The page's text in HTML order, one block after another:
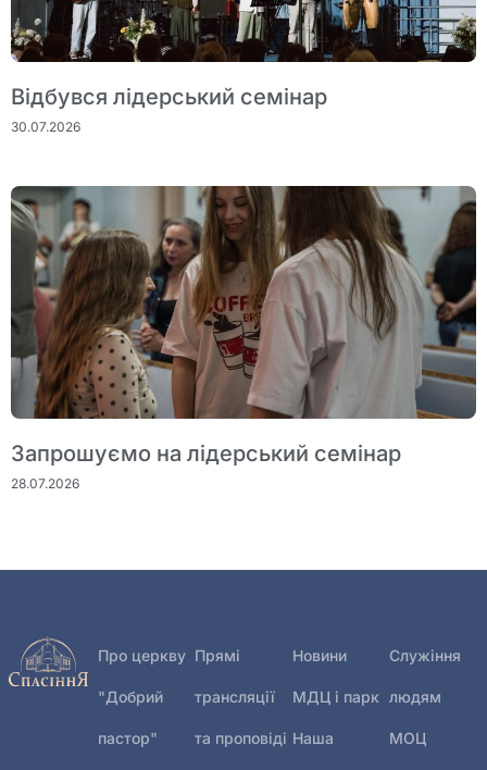
Відбувся лідерський семінар
30.07.2026
Запрошуємо на лідерський семінар
28.07.2026
Про церкву
"Добрий
пастор"
Прямі
трансляції
та проповіді
Новини
МДЦ і парк
Наша
Служіння
людям
МОЦ